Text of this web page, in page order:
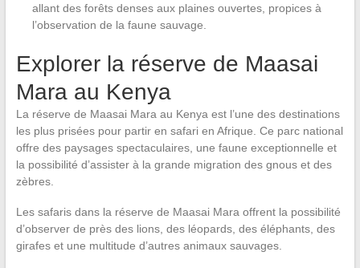
allant des forêts denses aux plaines ouvertes, propices à
l’observation de la faune sauvage.
Explorer la réserve de Maasai
Mara au Kenya
La réserve de Maasai Mara au Kenya est l’une des destinations
les plus prisées pour partir en safari en Afrique. Ce parc national
offre des paysages spectaculaires, une faune exceptionnelle et
la possibilité d’assister à la grande migration des gnous et des
zèbres.
Les safaris dans la réserve de Maasai Mara offrent la possibilité
d’observer de près des lions, des léopards, des éléphants, des
girafes et une multitude d’autres animaux sauvages.